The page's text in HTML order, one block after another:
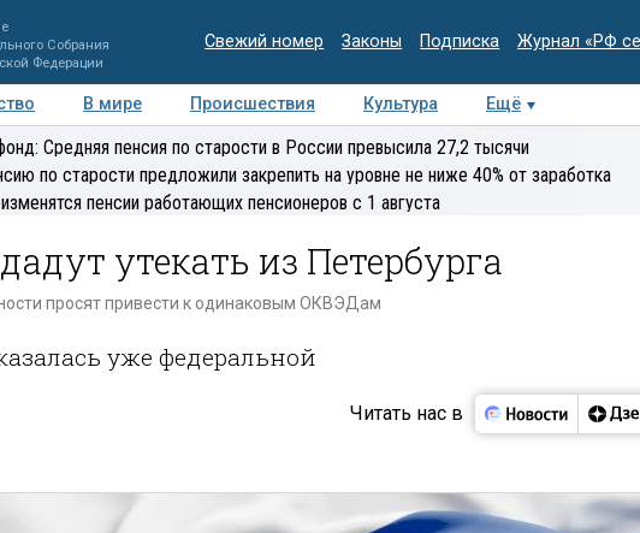
Собрания
Федерации
Свежий номер Законы Подписка Журнал «РФ
В мире Происшествия Культура Ещё
Регионы Медиацентр Интервью Колумнисты
Средняя пенсия по старости в России превысила 27,2 тысячи
по старости предложили закрепить на уровне не ниже 40% от заработка
пенсии работающих пенсионеров с 1 августа
утекать из Петербурга
просят привести к одинаковым ОКВЭДам
уже федеральной
Читать нас в